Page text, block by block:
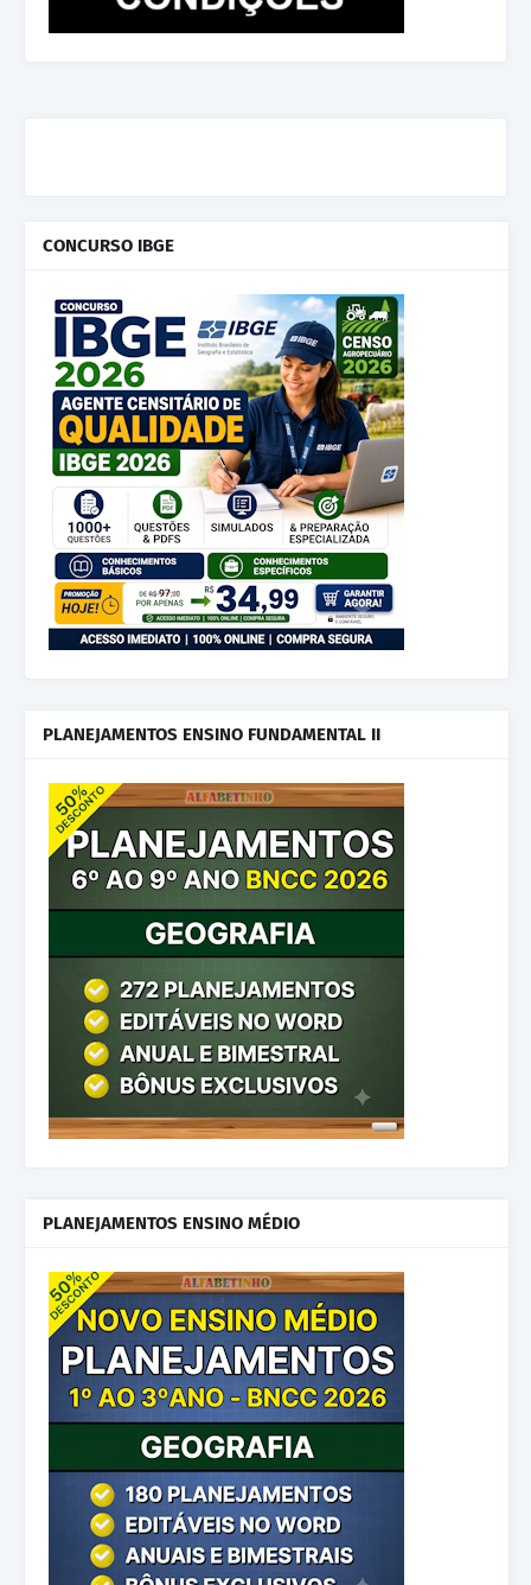
CONCURSO IBGE
PLANEJAMENTOS ENSINO FUNDAMENTAL II
PLANEJAMENTOS ENSINO MÉDIO